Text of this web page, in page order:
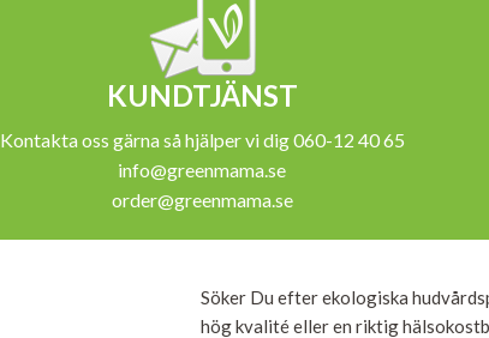
KUNDTJÄNST
Kontakta oss gärna så hjälper vi dig 060-12 40 65
info@greenmama.se
order@greenmama.se
Söker Du efter ekologiska
hög kvalité eller en riktig